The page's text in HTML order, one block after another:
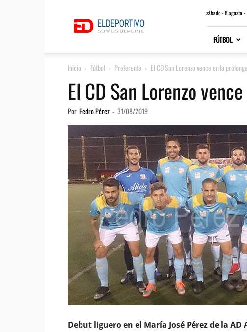
sábado - 8 agosto -
FÚTBOL
Inicio Fútbol Preferente El CD San Lorenzo vence en la
El CD San Lorenzo
Por Pedro Pérez - 31/08/2019
Debut liguero en el María José Pérez de la